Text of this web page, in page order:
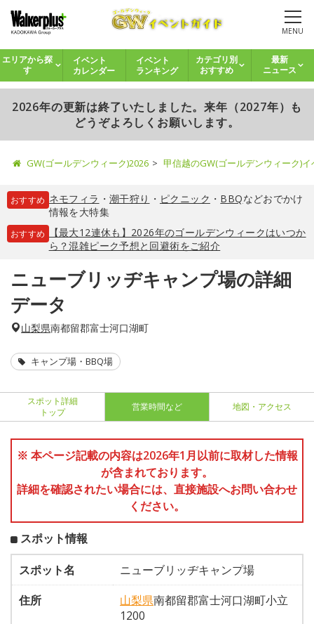
MENU
エリアから探
す
イベント
カレンダー
イベント
ランキング
カテゴリ別
おすすめ
最新
ニュース
2026年の更新は終了いたしました。来年（2027年）も
どうぞよろしくお願いします。
GW(ゴールデンウィーク)2026 甲信越のGW(ゴールデンウィーク)
おすすめ ネモフィラ ・ 潮干狩り ・ ピクニック ・ BBQなどおでかけ
情報を大特集
おすすめ
【最大12連休も】2026年のゴールデンウィークはいつか
ら？混雑ピーク予想と回避術をご紹介
ニューブリッヂキャンプ場の詳細
データ
山梨県南都留郡富士河口湖町
キャンプ場・BBQ場
スポット詳細
トップ
営業時間など 地図・アクセス
※ 本ページ記載の内容は2026年1月以前に取材した情報
が含まれております。
詳細を確認されたい場合には、直接施設へお問い合わせ
ください。
スポット情報
スポット名
ニューブリッヂキャンプ場
住所
山梨県南都留郡富士河口湖町小立
1200